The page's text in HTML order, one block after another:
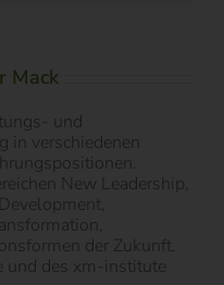
Mack
und
in verschiedenen
New Leadership,
der Zukunft.
und des xm-institute